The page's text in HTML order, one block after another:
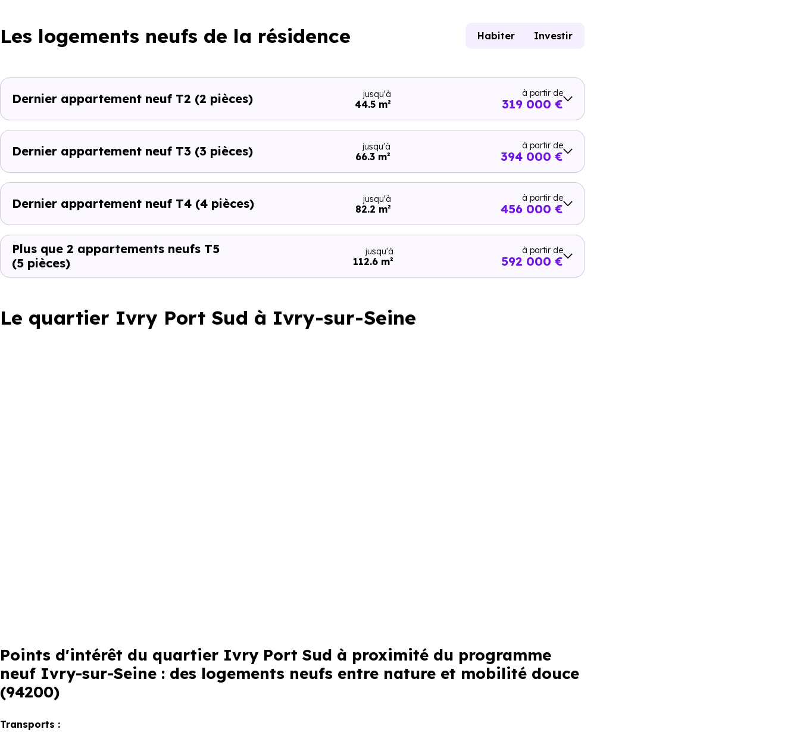
Les logements neufs de la résidence Habiter Investir
Dernier appartement neuf T2 (2 pièces) jusqu'à
44.5 m²
à partir de
319 000 €
Dernier appartement neuf T3 (3 pièces) jusqu'à
66.3 m²
à partir de
394 000 €
Dernier appartement neuf T4 (4 pièces) jusqu'à
82.2 m²
à partir de
456 000 €
Plus que 2 appartements neufs T5
(5 pièces)
jusqu'à
112.6 m²
à partir de
592 000 €
Le quartier Ivry Port Sud à Ivry-sur-Seine
Points d'intérêt du quartier Ivry Port Sud à proximité du programme
neuf Ivry-sur-Seine : des logements neufs entre nature et mobilité douce
(94200)
Transports :